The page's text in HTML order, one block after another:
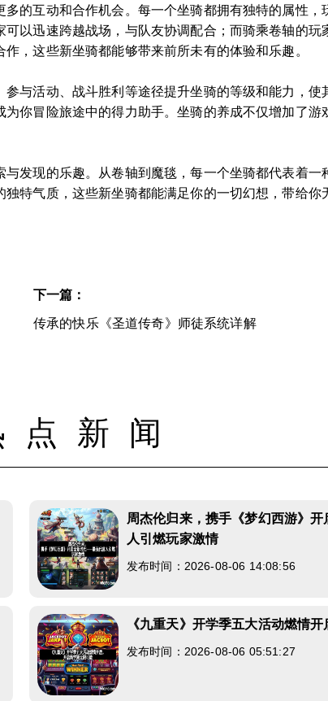
的互动和合作机会。每一个坐骑都拥有独特的属性，
以迅速跨越战场，与队友协调配合；而骑乘卷轴的玩
，这些新坐骑都能够带来前所未有的体验和乐趣。
与活动、战斗胜利等途径提升坐骑的等级和能力，使
你冒险旅途中的得力助手。坐骑的养成不仅增加了游
发现的乐趣。从卷轴到魔毯，每一个坐骑都代表着一
特气质，这些新坐骑都能满足你的一切幻想，带给你
下一篇：
传承的快乐《圣道传奇》师徒系统详解
点新闻
周杰伦归来，携手《梦幻西游》
人引燃玩家激情
发布时间：2026-08-06 14:08:56
《九重天》开学季五大活动燃情
发布时间：2026-08-06 05:51:27